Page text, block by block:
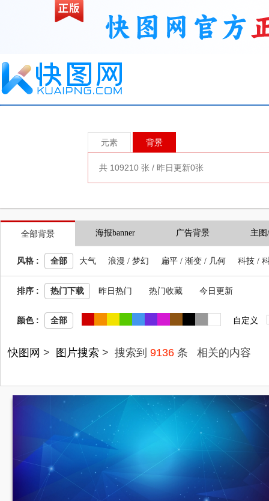
元素 背景
全部背景 海报banner 广告背景 主
风格 : 全部 大气 浪漫 / 梦幻 扁平 / 渐变 / 几何 科技 /
排序 : 热门下载 昨日热门 热门收藏 今日更新
颜色 : 全部 自定义
快图网 > 图片搜索 > 搜索到 9136 条 相关的内容